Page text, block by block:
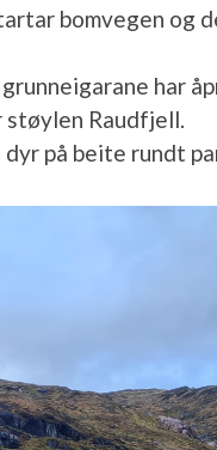
bomvegen og
har
støylen Raudfjell.
på beite rundt